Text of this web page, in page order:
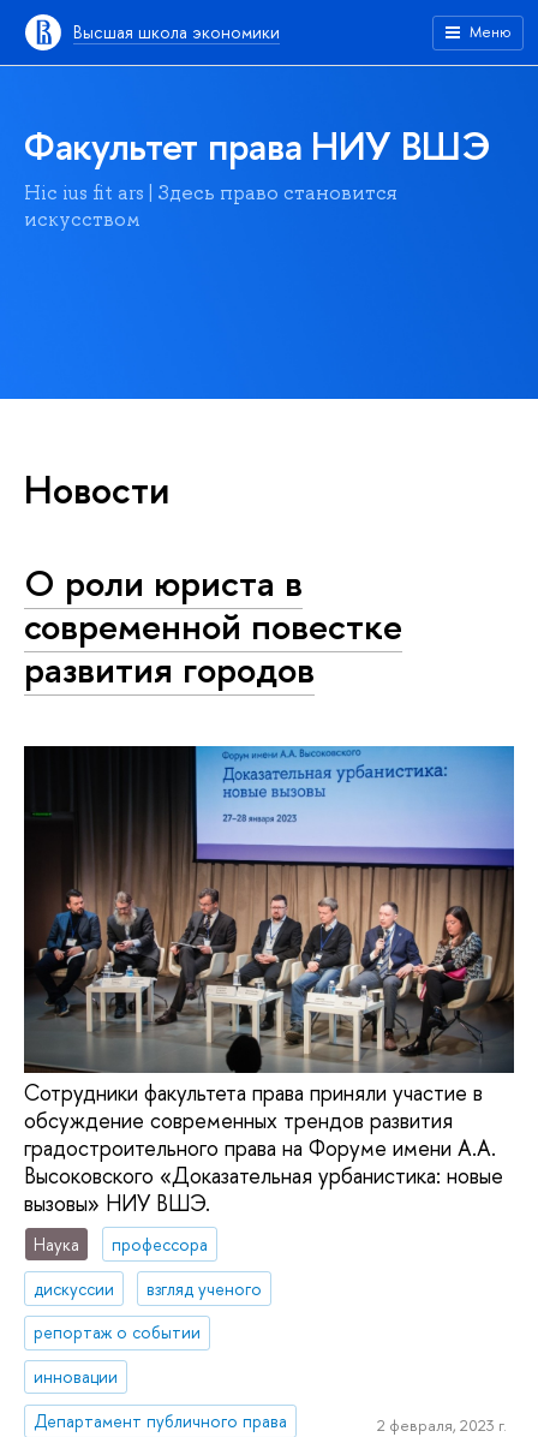
Высшая школа экономики Меню
Факультет права НИУ ВШЭ
Hic ius fit ars | Здесь право становится
искусством
Новости
О роли юриста в
современной повестке
развития городов
Сотрудники факультета права приняли участие в
обсуждение современных трендов развития
градостроительного права на Форуме имени А.А.
Высоковского «Доказательная урбанистика: новые
вызовы» НИУ ВШЭ.
Наука
профессора
дискуссии
взгляд ученого
репортаж о событии
инновации
Департамент публичного права
2 февраля, 2023 г.